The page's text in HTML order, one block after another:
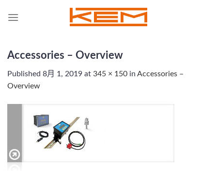
Accessories – Overview
Published 8月 1, 2019 at 345 × 150 in Accessories –
Overview